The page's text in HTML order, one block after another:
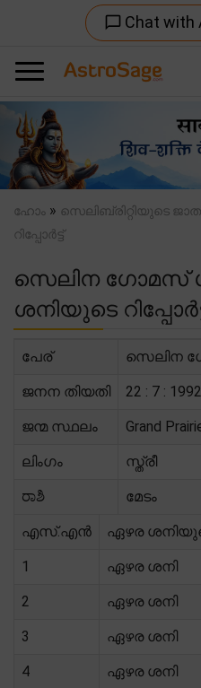
chat_bubble_outline Chat with
Previous
ഹോം » സെലിബ്രിറ്റിയുടെ
റിപ്പോർട്ട്
സെലിന ഗോമസ്
ശനിയുടെ
പേര് സെലിന
ജനന തിയതി 22 : 7 : 1992
ജന്മ സ്ഥലം Grand
ലിംഗം സ്ത്രീ
ರಾಶಿ മേടം
എസ്.എൻ ഏഴര
1 ഏഴര ശനി
2 ഏഴര ശനി
3 ഏഴര ശനി
4 ഏഴര ശനി